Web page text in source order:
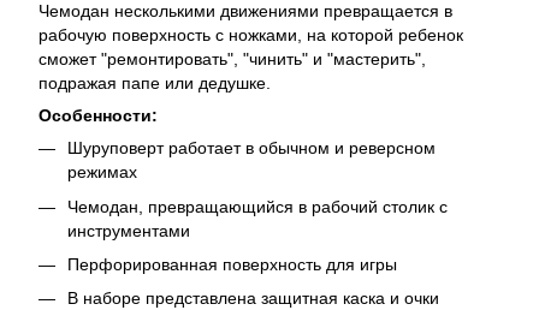
Чемодан несколькими движениями превращается в
рабочую поверхность с ножками, на которой ребенок
сможет "ремонтировать", "чинить" и "мастерить",
подражая папе или дедушке.
Особенности:
Шуруповерт работает в обычном и реверсном
режимах
Чемодан, превращающийся в рабочий столик с
инструментами
Перфорированная поверхность для игры
В наборе представлена защитная каска и очки